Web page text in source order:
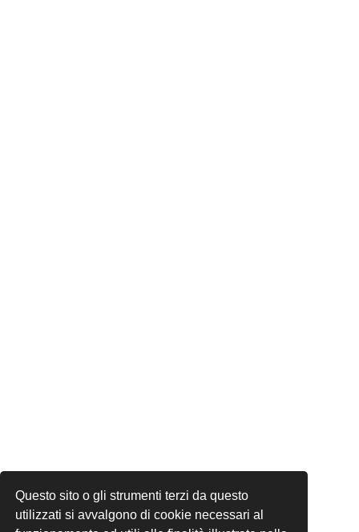
Questo sito o gli strumenti terzi da questo
utilizzati si avvalgono di cookie necessari al